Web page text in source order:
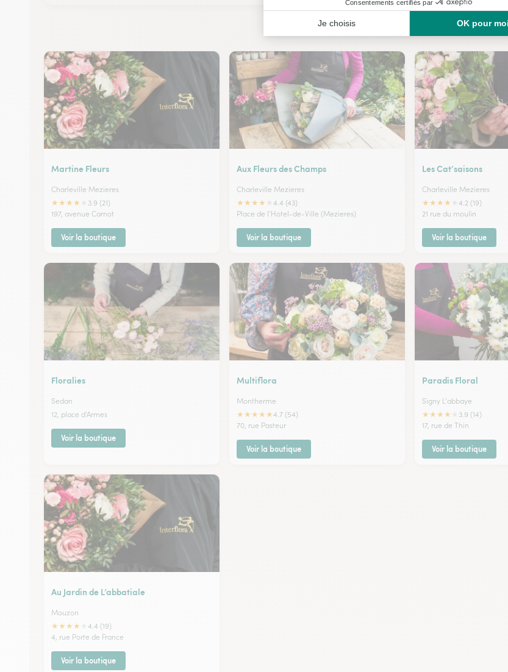
Nos fleuristes à Saint-Marceau
Martine Fleurs
Charleville Mezieres
★★★★
3.9 (21)
197, avenue Carnot
Voir la boutique
Aux Fleurs des Champs
Charleville Mezieres
★★★★
4.4 (43)
Place de l'Hotel-de-Ville (Mezieres)
Voir la boutique
Les Cat’saisons
Charleville Mezieres
★★★★
4.2 (19)
21 rue du moulin
Voir la boutique
Floralies
Sedan
12, place d'Armes
Voir la boutique
Multiflora
Montherme
★★★★★4.7 (54)
70, rue Pasteur
Voir la boutique
Paradis Floral
Signy L'abbaye
★★★★
3.9 (14)
17, rue de Thin
Voir la boutique
Au Jardin de L’abbatiale
Mouzon
★★★★
4.4 (19)
4, rue Porte de France
Voir la boutique